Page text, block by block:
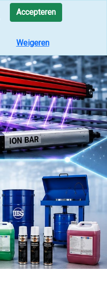
Accepteren
Weigeren